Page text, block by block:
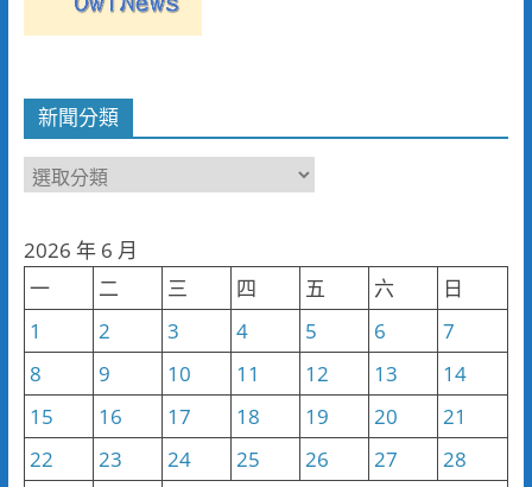
新聞分類
新
類
2026 年 6 月
一
二 三 四 五 六
日
1
2 3 4 5 6
7
8
9 10 11 12 13
14
15
16 17 18 19 20
21
22
23 24 25 26 27
28